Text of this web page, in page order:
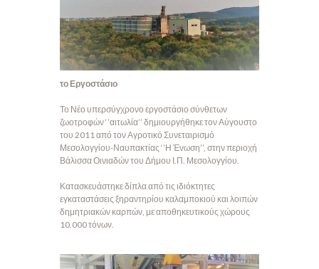
το Εργοστάσιο
Το Νέο υπερσύγχρονο εργοστάσιο σύνθετων
ζωοτροφών ‘’αιτωλία’’ δημιουργήθηκε τον Αύγουστο
του 2011 από τον Αγροτικό Συνεταιρισμό
Μεσολογγίου-Ναυπακτίας ‘’Η Ένωση’’, στην περιοχή
Βάλισσα Οινιαδών του Δήμου Ι.Π. Μεσολογγίου.
Κατασκευάστηκε δίπλα από τις ιδιόκτητες
εγκαταστάσεις ξηραντηρίου καλαμποκιού και λοιπών
δημητριακών καρπών, με αποθηκευτικούς χώρους
10.000 τόνων.